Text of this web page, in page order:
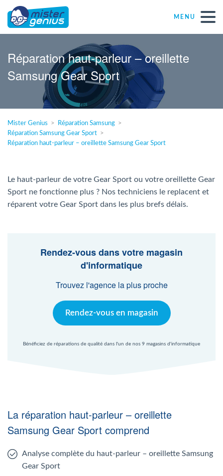
MENU
Réparations – Dépannages
Magasins informatiques toutes marques
Particulier
Indépendant
Agent Mac
Nl
Réparation haut-parleur – oreillette
Samsung Gear Sport
Mister Genius
Réparation Samsung
Réparation Samsung Gear Sport
Réparation haut-parleur – oreillette Samsung Gear Sport
Le haut-parleur de votre Gear Sport ou votre oreillette Gear
Sport ne fonctionne plus ? Nos techniciens le replacent et
réparent votre Gear Sport dans les plus brefs délais.
Rendez-vous dans votre magasin
d'informatique
Trouvez l'agence la plus proche
Rendez-vous en magasin
Bénéficiez de réparations de qualité dans l'un de nos 9 magasins d'informatique
La réparation haut-parleur – oreillette
Samsung Gear Sport comprend
Analyse complète du haut-parleur – oreillette Samsung
Gear Sport